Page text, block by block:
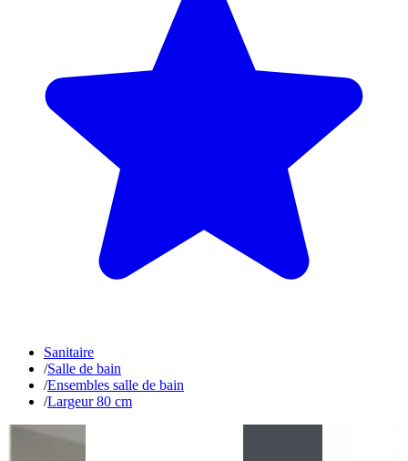
Sanitaire
/Salle de bain
/Ensembles salle de bain
/Largeur 80 cm